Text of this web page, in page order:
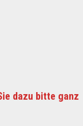
dazu bitte ganz